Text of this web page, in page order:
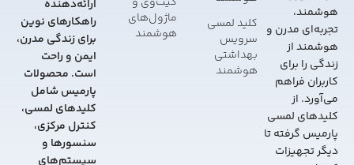
هوشمند،
تجربه‌ای مدرن و
هوشمند از
زندگی را برای
کاربران فراهم
می‌آورد. از
کلیدهای لمسی
پارمیس گرفته تا
دیگر تجهیزات
کلید لمسی
سرویس
بهداشتی
هوشمند
ماژول‌های
هوشمند
ارائه‌دهنده
راهکارهای نوین
برای زندگی مدرن،
ایمن و راحت
است. محصولات
پارمیس شامل
کلیدهای لمسی،
کنترل مرکزی،
سنسورها و
سیستم‌های